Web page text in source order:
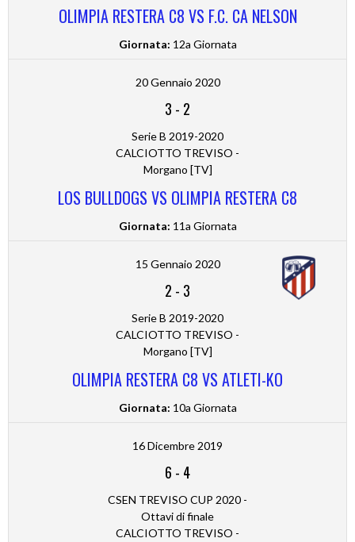
OLIMPIA RESTERA C8 VS F.C. CA NELSON
Giornata: 12a Giornata
20 Gennaio 2020
3 - 2
Serie B 2019-2020
CALCIOTTO TREVISO -
Morgano [TV]
LOS BULLDOGS VS OLIMPIA RESTERA C8
Giornata: 11a Giornata
15 Gennaio 2020
2 - 3
Serie B 2019-2020
CALCIOTTO TREVISO -
Morgano [TV]
OLIMPIA RESTERA C8 VS ATLETI-KO
Giornata: 10a Giornata
16 Dicembre 2019
6 - 4
CSEN TREVISO CUP 2020 -
Ottavi di finale
CALCIOTTO TREVISO -